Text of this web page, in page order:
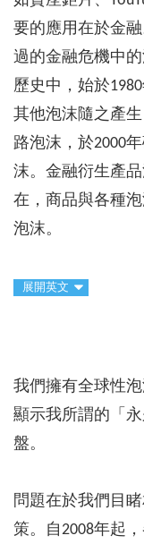
要的應用在於金
過的金融危機中
歷史中，始於
其他泡沫隨之產
路泡沫，於2000
沫。金融衍生產
在，商品與各種
泡沫。
展開英文
我們擁有全球性
顯示我所謂的「
盤。
問題在於我們目
策。自2008年起